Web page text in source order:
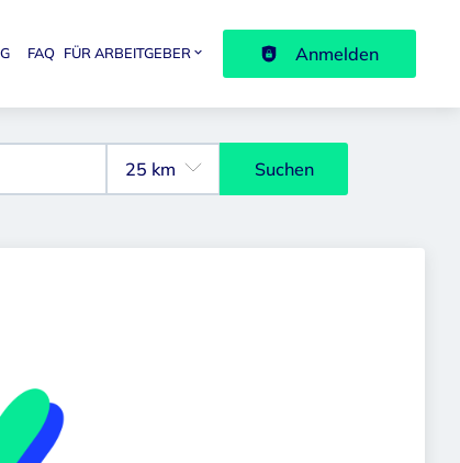
FAQ FÜR ARBEITGEBER Anmelden
Suchen